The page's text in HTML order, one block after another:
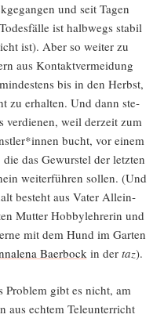
und seit Tagen
ist halb­wegs sta­bil
ist). Aber so wei­ter zu
aus Kon­takt­ver­mei­dung
bis in den Herbst,
zu erhal­ten. Und dann ste­
ver­die­nen, weil der­zeit zum
bucht, vor einem
das Gewurs­tel der letz­ten
wei­ter­füh­ren sol­len. (Und
besteht aus Vater Allein­
Mut­ter Hob­by­leh­re­rin und
mit dem Hund im Gar­ten
Baer­bockin der taz).
Pro­blem gibt es nicht, am
aus ech­tem Tele­un­ter­richt